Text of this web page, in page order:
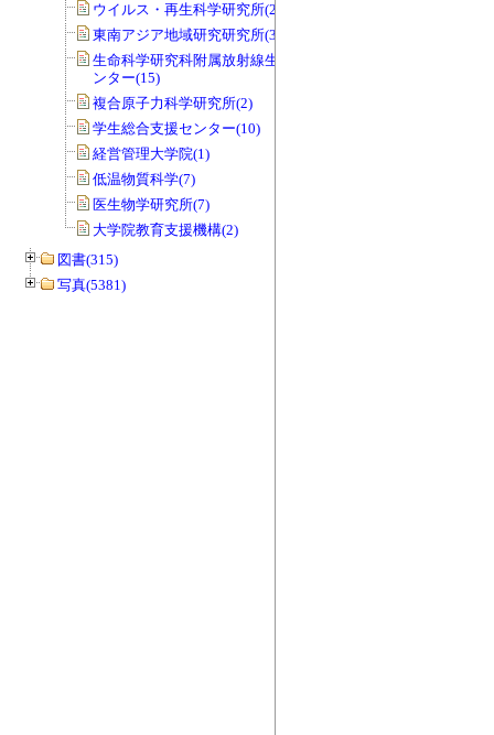
ウイルス・再生科学研究所(29)
東南アジア地域研究研究所(3)
生命科学研究科附属放射線生物研究セ
ンター(15)
複合原子力科学研究所(2)
学生総合支援センター(10)
経営管理大学院(1)
低温物質科学(7)
医生物学研究所(7)
大学院教育支援機構(2)
図書(315)
写真(5381)